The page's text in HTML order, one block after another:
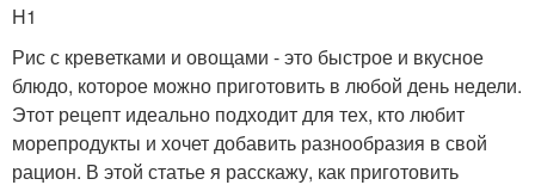
H1
Рис с креветками и овощами - это быстрое и вкусное
блюдо, которое можно приготовить в любой день недели.
Этот рецепт идеально подходит для тех, кто любит
морепродукты и хочет добавить разнообразия в свой
рацион. В этой статье я расскажу, как приготовить